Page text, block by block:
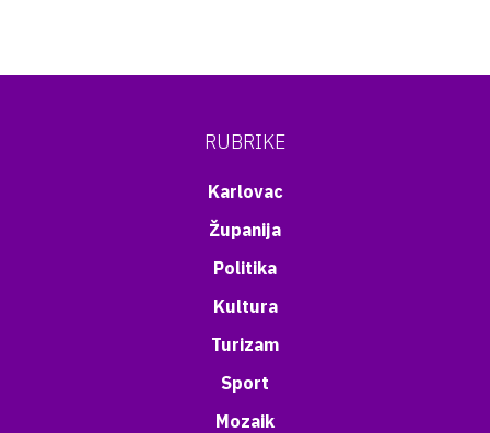
RUBRIKE
Karlovac
Županija
Politika
Kultura
Turizam
Sport
Mozaik